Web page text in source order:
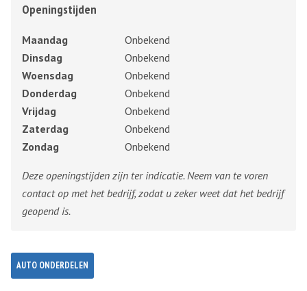
Openingstijden
Maandag
Onbekend
Dinsdag
Onbekend
Woensdag
Onbekend
Donderdag
Onbekend
Vrijdag
Onbekend
Zaterdag
Onbekend
Zondag
Onbekend
Deze openingstijden zijn ter indicatie. Neem van te voren
contact op met het bedrijf, zodat u zeker weet dat het bedrijf
geopend is.
AUTO ONDERDELEN